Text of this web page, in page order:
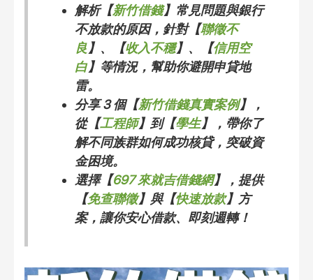
解析【新竹借錢】常見問題與銀行
不放款的原因，針對【聯徵不
良】、【收入不穩】、【信用空
白】等情況，幫助你避開申貸地
雷。
分享 3 個【新竹借錢真實案例】，
從【工程師】到【學生】，帶你了
解不同族群如何成功核貸，突破資
金困境。
選擇【697 來就吉借錢網】，提供
【免查聯徵】與【快速放款】方
案，讓你安心借款、即刻週轉！